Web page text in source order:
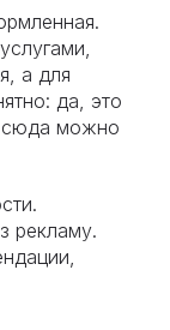
а для
да, это
сюда можно
рекламу.